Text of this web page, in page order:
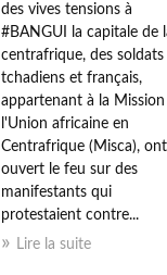
des vives tensions à
#BANGUI la capitale de
centrafrique, des soldats
tchadiens et français,
appartenant à la
l'Union africaine en
Centrafrique (Misca), ont
ouvert le feu sur des
manifestants qui
protestaient contre...
Lire la suite